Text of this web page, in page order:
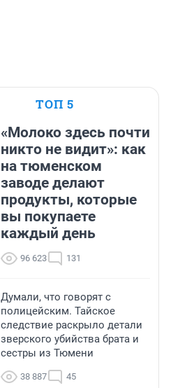
ТОП 5
«Молоко здесь почти
никто не видит»: как
на тюменском
заводе делают
продукты, которые
вы покупаете
каждый день
96 623 131
Думали, что говорят с
полицейским. Тайское
следствие раскрыло детали
зверского убийства брата и
сестры из Тюмени
38 887 45